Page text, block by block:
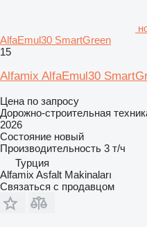
AlfaEmul30 SmartGreen
15
Alfamix AlfaEmul30
Цена по запросу
Дорожно-строительная
2026
Состояние новый
Производительность 3 т/ч
Турция
Alfamix Asfalt Makinaları
Связаться с продавцом